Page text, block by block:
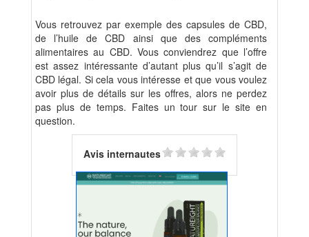
Vous retrouvez par exemple des capsules de CBD,
de l’huile de CBD ainsi que des compléments
alimentaires au CBD. Vous conviendrez que l’offre
est assez intéressante d’autant plus qu’il s’agit de
CBD légal. Si cela vous intéresse et que vous voulez
avoir plus de détails sur les offres, alors ne perdez
pas plus de temps. Faites un tour sur le site en
question.
Avis internautes